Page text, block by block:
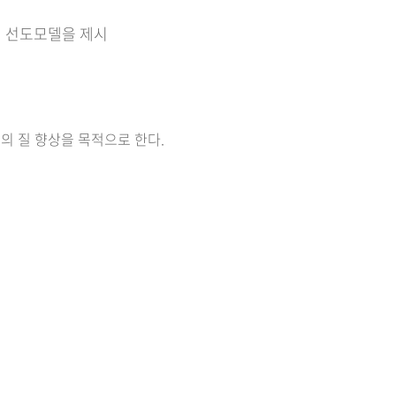
도모델을 제시
질 향상을 목적으로 한다.